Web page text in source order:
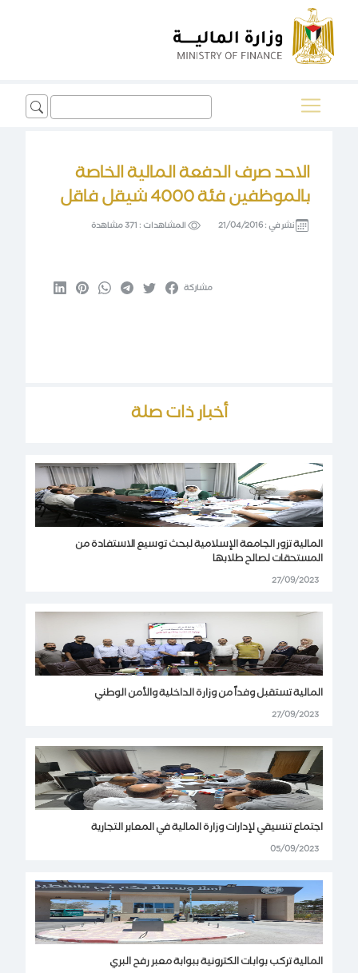
Search
for:
الاحد صرف الدفعة المالية الخاصة
بالموظفين فئة 4000 شيقل فاقل
نشر في :21/04/2016 المشاهدات : 371 مشاهدة
مشاركة
أخبار ذات صلة
المالية تزور الجامعة الإسلامية لبحث توسيع الاستفادة من
المستحقات لصالح طلابها
27/09/2023
المالية تستقبل وفداً من وزارة الداخلية والأمن الوطني
27/09/2023
اجتماع تنسيقي لإدارات وزارة المالية في المعابر التجارية
05/09/2023
المالية تركب بوابات الكترونية ببوابة معبر رفح البري